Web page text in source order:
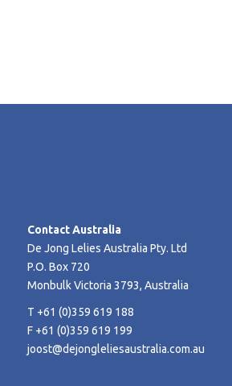
Contact Australia
De Jong Lelies Australia Pty. Ltd
P.O. Box 720
Monbulk Victoria 3793, Australia
T +61 (0)359 619 188
F +61 (0)359 619 199
joost@dejongleliesaustralia.com.au